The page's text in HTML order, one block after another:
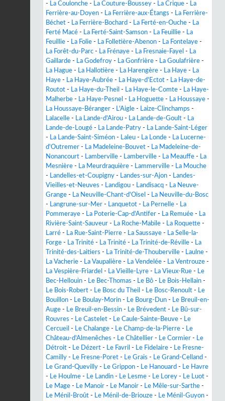
- La Coulonche - La Couture-Boussey - La Crique - La
Ferrière-au-Doyen - La Ferrière-aux-Étangs - La Ferrière-
Béchet - La Ferrière-Bochard - La Ferté-en-Ouche - La
Ferté Macé - La Ferté-Saint-Samson - La Feuillie - La
Feuillie - La Folie - La Folletière-Abenon - La Fontelaye -
La Forêt-du-Parc - La Frénaye - La Fresnaie-Fayel - La
Gaillarde - La Godefroy - La Gonfrière - La Goulafrière -
La Hague - La Hallotière - La Harengère - La Haye - La
Haye - La Haye-Aubrée - La Haye-d'Ectot - La Haye-de-
Routot - La Haye-du-Theil - La Haye-le-Comte - La Haye-
Malherbe - La Haye-Pesnel - La Hoguette - La Houssaye -
La Houssaye-Béranger - L'Aigle - Laize-Clinchamps -
Lalacelle - La Lande-d'Airou - La Lande-de-Goult - La
Lande-de-Lougé - La Lande-Patry - La Lande-Saint-Léger
- La Lande-Saint-Siméon - Laleu - La Londe - La Lucerne-
d'Outremer - La Madeleine-Bouvet - La Madeleine-de-
Nonancourt - Lamberville - Lamberville - La Meauffe - La
Mesnière - La Meurdraquière - Lammerville - La Mouche
- Landelles-et-Coupigny - Landes-sur-Ajon - Landes-
Vieilles-et-Neuves - Landigou - Landisacq - La Neuve-
Grange - La Neuville-Chant-d'Oisel - La Neuville-du-Bosc
- Langrune-sur-Mer - Lanquetot - La Pernelle - La
Pommeraye - La Poterie-Cap-d'Antifer - La Remuée - La
Rivière-Saint-Sauveur - La Roche-Mabile - La Roquette -
Larré - La Rue-Saint-Pierre - La Saussaye - La Selle-la-
Forge - La Trinité - La Trinité - La Trinité-de-Réville - La
Trinité-des-Laitiers - La Trinité-de-Thouberville - Laulne -
La Vacherie - La Vaupalière - La Vendelée - La Ventrouze -
La Vespière-Friardel - La Vieille-Lyre - La Vieux-Rue - Le
Bec-Hellouin - Le Bec-Thomas - Le Bô - Le Bois-Hellain -
Le Bois-Robert - Le Bosc du Theil - Le Bosc-Renoult - Le
Bouillon - Le Boulay-Morin - Le Bourg-Dun - Le Breuil-en-
Auge - Le Breuil-en-Bessin - Le Brévedent - Le Bû-sur-
Rouvres - Le Castelet - Le Caule-Sainte-Beuve - Le
Cercueil - Le Chalange - Le Champ-de-la-Pierre - Le
Château-d'Almenêches - Le Châtellier - Le Cormier - Le
Détroit - Le Dézert - Le Favril - Le Fidelaire - Le Fresne-
Camilly - Le Fresne-Poret - Le Grais - Le Grand-Celland -
Le Grand-Quevilly - Le Grippon - Le Hanouard - Le Havre
- Le Houlme - Le Landin - Le Lesme - Le Lorey - Le Luot -
Le Mage - Le Manoir - Le Manoir - Le Mêle-sur-Sarthe -
Le Ménil-Broût - Le Ménil-de-Briouze - Le Ménil-Guyon -